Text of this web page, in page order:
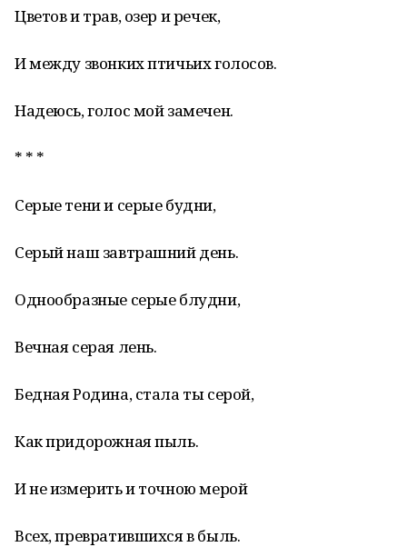
Цветов и трав, озер и речек,
И между звонких птичьих голосов.
Надеюсь, голос мой замечен.
* * *
Серые тени и серые будни,
Серый наш завтрашний день.
Однообразные серые блудни,
Вечная серая лень.
Бедная Родина, стала ты серой,
Как придорожная пыль.
И не измерить и точною мерой
Всех, превратившихся в быль.